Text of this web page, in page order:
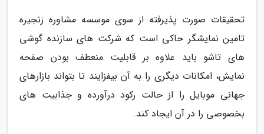
تحقیقات صورت پذیرفته از سوی موسسه مشاوره زنجیره
تامین نمایشگر حاکی است که شرکت های سازنده گوشی
های تاشو باید علاوه بر قابلیت منعطف بودن صفحه
نمایش، امکانات دیگری را به آن بیفزایند تا بتواند بازارهای
جهانی موبایل را از حالت رکود درآورده و جذابیت های
بخصوصی را در آن ایجاد کند.